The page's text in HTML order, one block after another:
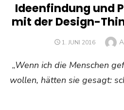
Ideenfindung und
mit der Design-
POSTED
1. JUNI 2016
„Wenn ich die Menschen
wollen, hätten sie gesagt: